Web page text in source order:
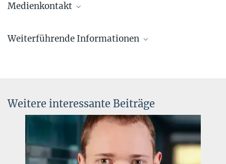
Medienkontakt
Forschungskoordinatorin, Pressereferentin AEI
Weiterführende Informationen
Weitere interessante Beiträge